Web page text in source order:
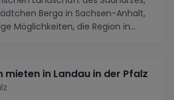
Berga in Sachsen-Anhalt,
Möglichkeiten, die Region in...
mieten in Landau in der Pfalz